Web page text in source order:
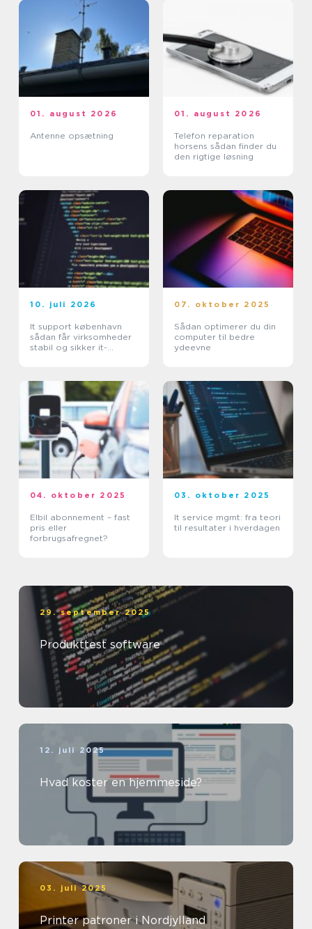
01. august 2026
Antenne opsætning
01. august 2026
Telefon reparation
horsens sådan finder du
den rigtige løsning
10. juli 2026
It support københavn
sådan får virksomheder
stabil og sikker it-
07. oktober 2025
Sådan optimerer du din
computer til bedre
ydeevne
04. oktober 2025
Elbil abonnement – fast
pris eller
forbrugsafregnet?
03. oktober 2025
It service mgmt: fra teori
til resultater i hverdagen
29. september 2025
Produkttest software
12. juli 2025
Hvad koster en hjemmeside?
03. juli 2025
Printer patroner i Nordjylland